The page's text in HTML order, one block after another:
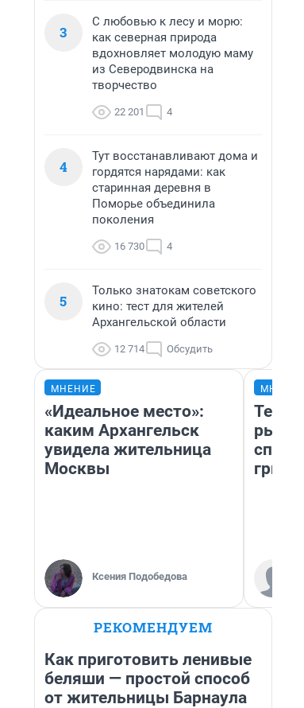
3
С любовью к лесу и морю:
как северная природа
вдохновляет молодую маму
из Северодвинска на
творчество
22 201 4
4
Тут восстанавливают дома и
гордятся нарядами: как
старинная деревня в
Поморье объединила
поколения
16 730 4
5
Только знатокам советского
кино: тест для жителей
Архангельской области
12 714 Обсудить
МНЕНИЕ
«Идеальное место»:
каким Архангельск
увидела жительница
Москвы
Ксения Подобедова
РЕКОМЕНДУЕМ
Как приготовить ленивые
беляши — простой способ
от жительницы Барнаула